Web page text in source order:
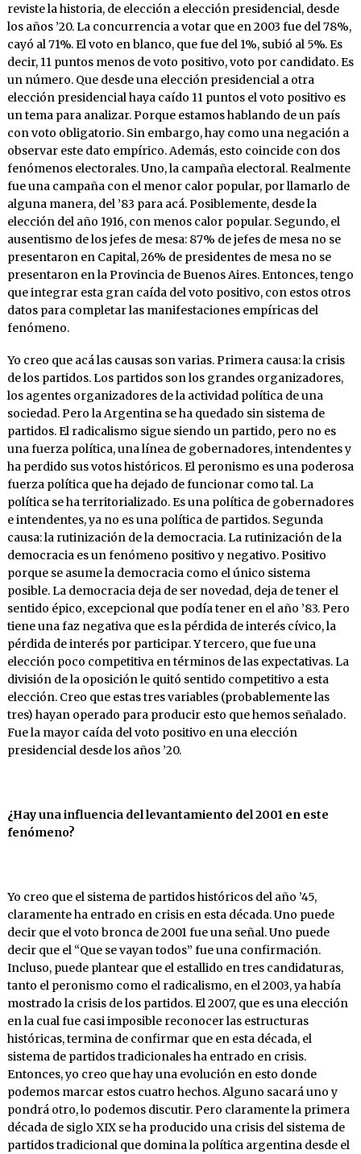
reviste la historia, de elección a elección presidencial, desde
los años ’20. La concurrencia a votar que en 2003 fue del 78%,
cayó al 71%. El voto en blanco, que fue del 1%, subió al 5%. Es
decir, 11 puntos menos de voto positivo, voto por candidato. Es
un número. Que desde una elección presidencial a otra
elección presidencial haya caído 11 puntos el voto positivo es
un tema para analizar. Porque estamos hablando de un país
con voto obligatorio. Sin embargo, hay como una negación a
observar este dato empírico. Además, esto coincide con dos
fenómenos electorales. Uno, la campaña electoral. Realmente
fue una campaña con el menor calor popular, por llamarlo de
alguna manera, del ’83 para acá. Posiblemente, desde la
elección del año 1916, con menos calor popular. Segundo, el
ausentismo de los jefes de mesa: 87% de jefes de mesa no se
presentaron en Capital, 26% de presidentes de mesa no se
presentaron en la Provincia de Buenos Aires. Entonces, tengo
que integrar esta gran caída del voto positivo, con estos otros
datos para completar las manifestaciones empíricas del
fenómeno.
Yo creo que acá las causas son varias. Primera causa: la crisis
de los partidos. Los partidos son los grandes organizadores,
los agentes organizadores de la actividad política de una
sociedad. Pero la Argentina se ha quedado sin sistema de
partidos. El radicalismo sigue siendo un partido, pero no es
una fuerza política, una línea de gobernadores, intendentes y
ha perdido sus votos históricos. El peronismo es una poderosa
fuerza política que ha dejado de funcionar como tal. La
política se ha territorializado. Es una política de gobernadores
e intendentes, ya no es una política de partidos. Segunda
causa: la rutinización de la democracia. La rutinización de la
democracia es un fenómeno positivo y negativo. Positivo
porque se asume la democracia como el único sistema
posible. La democracia deja de ser novedad, deja de tener el
sentido épico, excepcional que podía tener en el año ’83. Pero
tiene una faz negativa que es la pérdida de interés cívico, la
pérdida de interés por participar. Y tercero, que fue una
elección poco competitiva en términos de las expectativas. La
división de la oposición le quitó sentido competitivo a esta
elección. Creo que estas tres variables (probablemente las
tres) hayan operado para producir esto que hemos señalado.
Fue la mayor caída del voto positivo en una elección
presidencial desde los años ’20.
¿Hayunainfluencia dellevantamiento del2001 en este
fenómeno?
Yo creo que el sistema de partidos históricos del año ’45,
claramente ha entrado en crisis en esta década. Uno puede
decir que el voto bronca de 2001 fue una señal. Uno puede
decir que el “Que se vayan todos” fue una confirmación.
Incluso, puede plantear que el estallido en tres candidaturas,
tanto el peronismo como el radicalismo, en el 2003, ya había
mostrado la crisis de los partidos. El 2007, que es una elección
en la cual fue casi imposible reconocer las estructuras
históricas, termina de confirmar que en esta década, el
sistema de partidos tradicionales ha entrado en crisis.
Entonces, yo creo que hay una evolución en esto donde
podemos marcar estos cuatro hechos. Alguno sacará uno y
pondrá otro, lo podemos discutir. Pero claramente la primera
década de siglo XIX se ha producido una crisis del sistema de
partidos tradicional que domina la política argentina desde el